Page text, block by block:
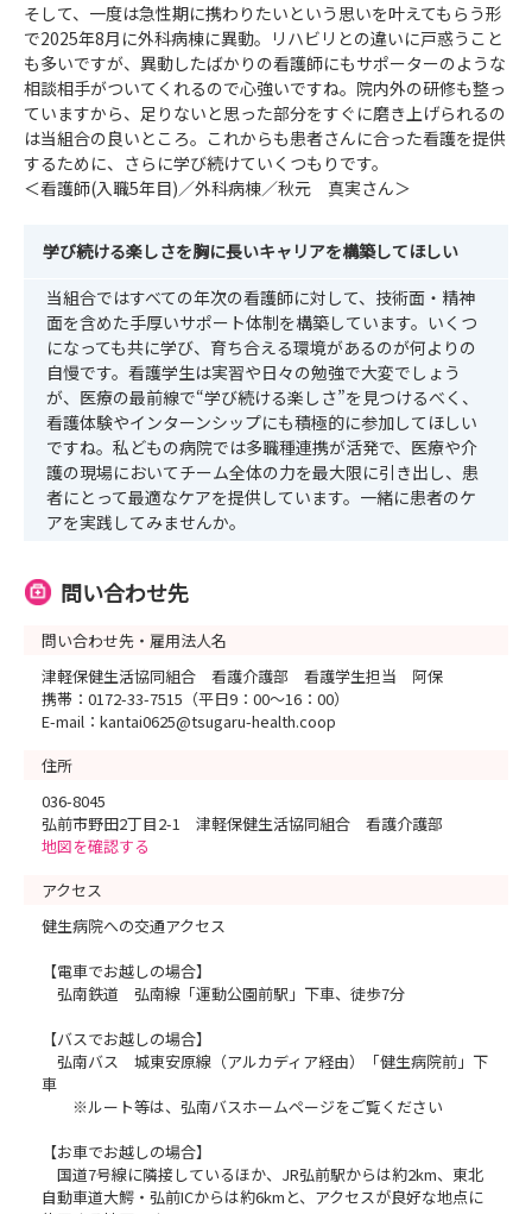
そして、一度は急性期に携わりたいという思いを叶えてもらう形
で2025年8月に外科病棟に異動。リハビリとの違いに戸惑うこと
も多いですが、異動したばかりの看護師にもサポーターのような
相談相手がついてくれるので心強いですね。院内外の研修も整っ
ていますから、足りないと思った部分をすぐに磨き上げられるの
は当組合の良いところ。これからも患者さんに合った看護を提供
するために、さらに学び続けていくつもりです。
＜看護師(入職5年目)／外科病棟／秋元 真実さん＞
学び続ける楽しさを胸に長いキャリアを構築してほしい
当組合ではすべての年次の看護師に対して、技術面・精神
面を含めた手厚いサポート体制を構築しています。いくつ
になっても共に学び、育ち合える環境があるのが何よりの
自慢です。看護学生は実習や日々の勉強で大変でしょう
が、医療の最前線で“学び続ける楽しさ”を見つけるべく、
看護体験やインターンシップにも積極的に参加してほしい
ですね。私どもの病院では多職種連携が活発で、医療や介
護の現場においてチーム全体の力を最大限に引き出し、患
者にとって最適なケアを提供しています。一緒に患者のケ
アを実践してみませんか。
問い合わせ先
問い合わせ先・雇用法人名
津軽保健生活協同組合 看護介護部 看護学生担当 阿保
携帯：0172-33-7515（平日9：00～16：00）
E-mail：kantai0625@tsugaru-health.coop
住所
036-8045
弘前市野田2丁目2-1 津軽保健生活協同組合 看護介護部
地図を確認する
アクセス
健生病院への交通アクセス
【電車でお越しの場合】
弘南鉄道 弘南線「運動公園前駅」下車、徒歩7分
【バスでお越しの場合】
弘南バス 城東安原線（アルカディア経由）「健生病院前」下
車
※ルート等は、弘南バスホームページをご覧ください
【お車でお越しの場合】
国道7号線に隣接しているほか、JR弘前駅からは約2km、東北
自動車道大鰐・弘前ICからは約6kmと、アクセスが良好な地点に